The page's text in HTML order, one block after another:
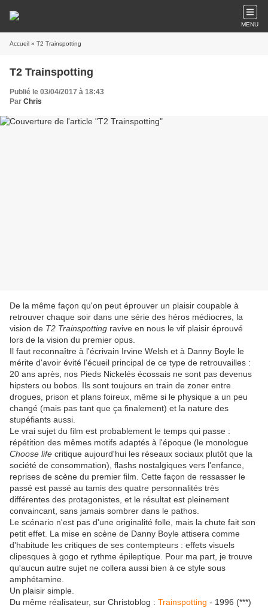
MENU
Accueil » T2 Trainspotting
T2 Trainspotting
Publié le 03/04/2017 à 18:43
Par Chris
De la même façon qu'on peut éprouver un plaisir coupable à
retrouver chaque soir dans une série des héros médiocres, la
vision de T2 Trainspotting ravive en nous le vif plaisir éprouvé
lors de la vision du premier opus.
Il faut reconnaître à l'écrivain Irvine Welsh et à Danny Boyle le
mérite d'avoir évité l'écueil principal de ce type de retrouvailles :
20 ans après, nos Pieds Nickelés écossais ne sont pas devenus
hipsters ou bobos. Ils sont toujours en train de zoner entre
drogues, prison et plans foireux, même si le physique a un peu
changé (mais pas tant que ça finalement) et la nature des
stupéfiants aussi.
Le vrai sujet du film est probablement le temps qui passe :
répétition des mêmes motifs adaptés à l'époque (le monologue
Choose life critique aujourd'hui les réseaux sociaux plutôt que la
société de consommation), flashs nostalgiques vers l'enfance,
reprises de scène du premier film. Cette façon de ressasser le
passé est passé au tamis des quatre personnalités très
différentes des protagonistes, et le résultat est pleinement
convaincant, sans jamais sombrer dans le pathos.
Le scénario n'est pas d'une originalité folle, mais la chute fait son
petit effet. La mise en scène de Danny Boyle attisera comme
d'habitude les critiques de ses contempteurs : effets visuels
clipesques à gogo et rythme épileptique. Pour ma part, je trouve
qu'aucun autre sujet ne collera aussi bien à ce style sous
amphétamine.
Un plaisir simple.
Du même réalisateur, sur Christoblog : Trainspotting - 1996 (***)